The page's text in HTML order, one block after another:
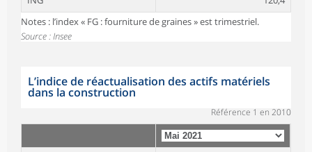
Notes : l’index « FG : fourniture de graines » est trimestriel.
Source : Insee
L’indice de réactualisation des actifs matériels
dans la construction
Référence 1 en 2010